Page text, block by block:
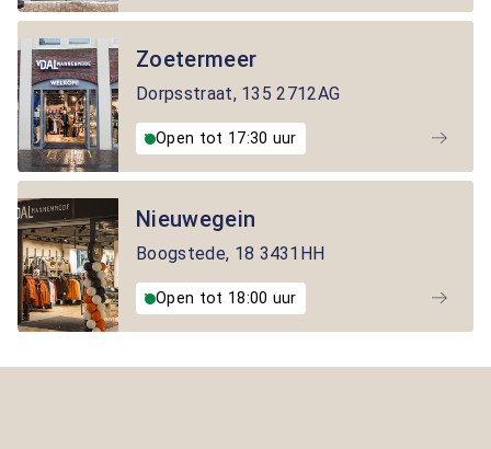
Zoetermeer
Dorpsstraat,1352712AG
Open tot 17:30 uur
Nieuwegein
Boogstede, 18 3431HH
Open tot 18:00 uur